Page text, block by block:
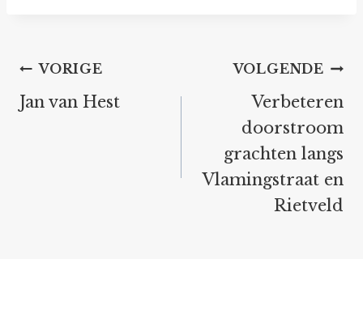
Bericht
navigatie
VORIGE
Jan van Hest
VOLGENDE
Verbeteren
doorstroom
grachten langs
Vlamingstraat en
Rietveld